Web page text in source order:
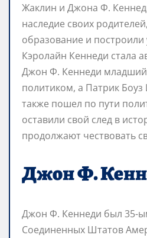
Жаклин и Джона Ф.
наследие своих
образование и
Кэролайн Кеннеди стала
Джон Ф. Кеннеди
политиком, а Патрик
также пошел по пути
оставили свой след в
продолжают чествовать
Джон Ф.
Джон Ф. Кеннеди был 35-
Соединенных Штатов